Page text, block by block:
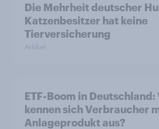
Die Mehrheit deutscher
Katzenbesitzer hat keine
Tierversicherung
Artikel
ETF-Boom in Deutschland:
kennen sich Verbraucher
Anlageprodukt aus?